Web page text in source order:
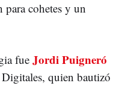
para cohetes y un
fue Jordi Puigneró
quien bautizó